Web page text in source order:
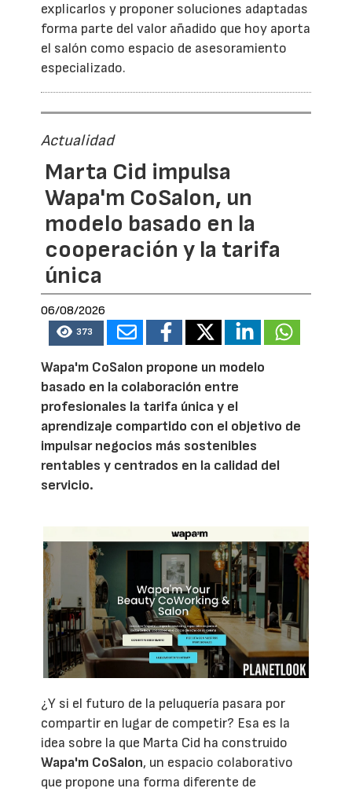
explicarlos y proponer soluciones adaptadas
forma parte del valor añadido que hoy aporta
el salón como espacio de asesoramiento
especializado.
Actualidad
Marta Cid impulsa
Wapa'm CoSalon, un
modelo basado en la
cooperación y la tarifa
única
06/08/2026
373
Wapa'm CoSalon propone un modelo
basado en la colaboración entre
profesionales la tarifa única y el
aprendizaje compartido con el objetivo de
impulsar negocios más sostenibles
rentables y centrados en la calidad del
servicio.
¿Y si el futuro de la peluquería pasara por
compartir en lugar de competir? Esa es la
idea sobre la que Marta Cid ha construido
Wapa'm CoSalon, un espacio colaborativo
que propone una forma diferente de